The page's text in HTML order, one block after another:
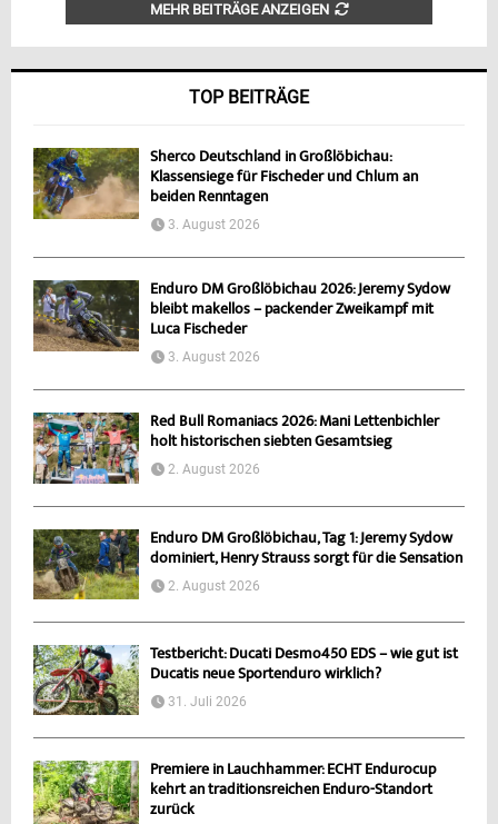
MEHR BEITRÄGE ANZEIGEN
TOP BEITRÄGE
Sherco Deutschland in Großlöbichau:
Klassensiege für Fischeder und Chlum an
beiden Renntagen
3. August 2026
Enduro DM Großlöbichau 2026: Jeremy Sydow
bleibt makellos – packender Zweikampf mit
Luca Fischeder
3. August 2026
Red Bull Romaniacs 2026: Mani Lettenbichler
holt historischen siebten Gesamtsieg
2. August 2026
Enduro DM Großlöbichau, Tag 1: Jeremy Sydow
dominiert, Henry Strauss sorgt für die Sensation
2. August 2026
Testbericht: Ducati Desmo450 EDS – wie gut ist
Ducatis neue Sportenduro wirklich?
31. Juli 2026
Premiere in Lauchhammer: ECHT Endurocup
kehrt an traditionsreichen Enduro-Standort
zurück